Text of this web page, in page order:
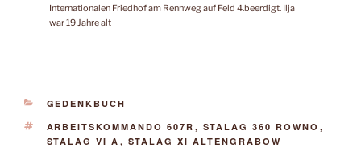
Internationalen Friedhof am Rennweg auf Feld 4.beerdigt. Ilja
war 19 Jahre alt
KATEGORIEN
GEDENKBUCH
SCHLAGWÖRTER
ARBEITSKOMMANDO 607R , STALAG 360 ROWNO ,
STALAG VI A , STALAG XI ALTENGRABOW